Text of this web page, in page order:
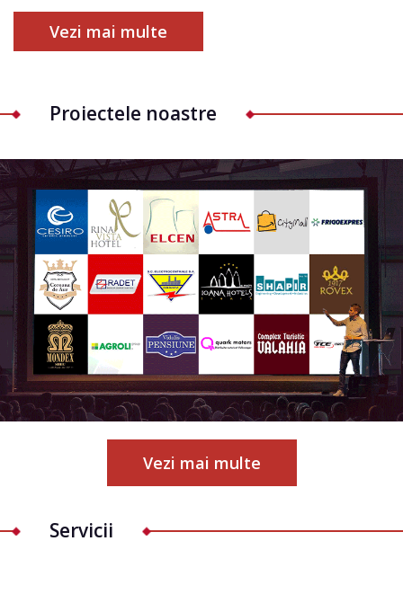
Vezi mai multe
Proiectele noastre
Vezi mai multe
Servicii